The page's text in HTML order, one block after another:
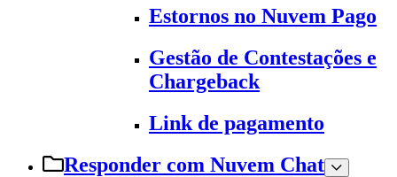
Estornos no Nuvem Pago
Gestão de Contestações e
Chargeback
Link de pagamento
Responder com Nuvem Chat